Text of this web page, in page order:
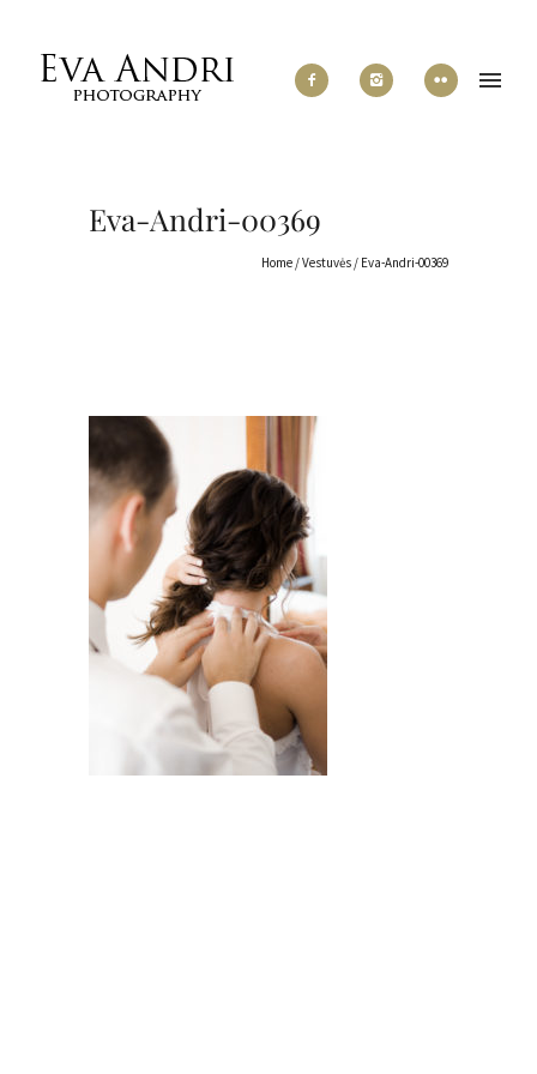
Eva-Andri-00369
Home /Vestuvės / Eva-Andri-00369